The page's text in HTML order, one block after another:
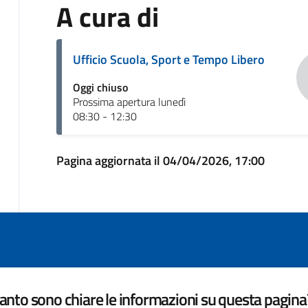
A cura di
Ufficio Scuola, Sport e Tempo Libero
Oggi chiuso
Prossima apertura lunedì
08:30 - 12:30
Pagina aggiornata il 04/04/2026, 17:00
sono chiare le informazioni su questa